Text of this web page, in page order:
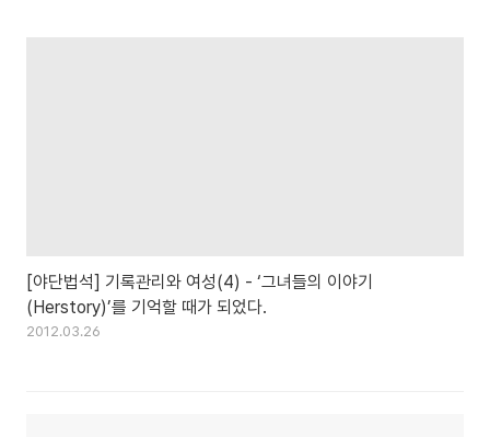
[야단법석] 기록관리와 여성(4) - ‘그녀들의 이야기
(Herstory)’를 기억할 때가 되었다.
2012.03.26